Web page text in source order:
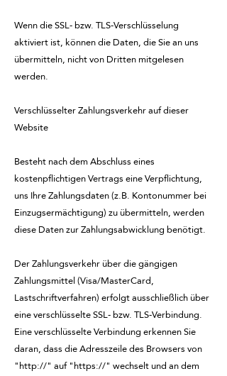
Wenn die SSL- bzw. TLS-Verschlüsselung
aktiviert ist, können die Daten, die Sie an uns
übermitteln, nicht von Dritten mitgelesen
werden.
Verschlüsselter Zahlungsverkehr auf dieser
Website
Besteht nach dem Abschluss eines
kostenpflichtigen Vertrags eine Verpflichtung,
uns Ihre Zahlungsdaten (z.B. Kontonummer bei
Einzugsermächtigung) zu übermitteln, werden
diese Daten zur Zahlungsabwicklung benötigt.
Der Zahlungsverkehr über die gängigen
Zahlungsmittel (Visa/MasterCard,
Lastschriftverfahren) erfolgt ausschließlich über
eine verschlüsselte SSL- bzw. TLS-Verbindung.
Eine verschlüsselte Verbindung erkennen Sie
daran, dass die Adresszeile des Browsers von
"http://" auf "https://" wechselt und an dem